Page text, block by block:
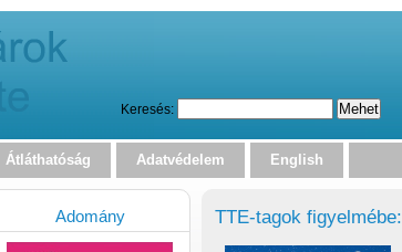
Keresés:
Átláthatóság Adatvédelem English
TTE-tagok figyelmébe:
Adomány